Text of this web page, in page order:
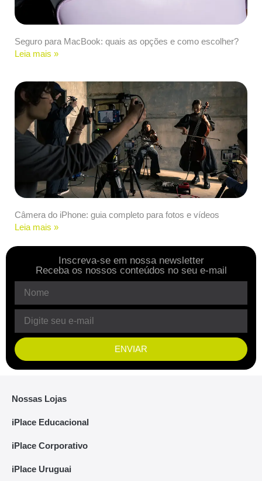
Seguro para MacBook: quais as opções e como escolher?
Leia mais »
Câmera do iPhone: guia completo para fotos e vídeos
Leia mais »
Inscreva-se em nossa newsletter
Receba os nossos conteúdos no seu e-mail
ENVIAR
Nossas Lojas
iPlace Educacional
iPlace Corporativo
iPlace Uruguai